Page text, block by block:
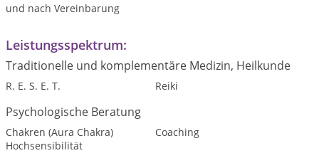
und nach Vereinbarung
Leistungsspektrum:
Traditionelle und komplementäre Medizin, Heilkunde
R. E. S. E. T. Reiki
Psychologische Beratung
Chakren (Aura Chakra)
Coaching
Hochsensibilität